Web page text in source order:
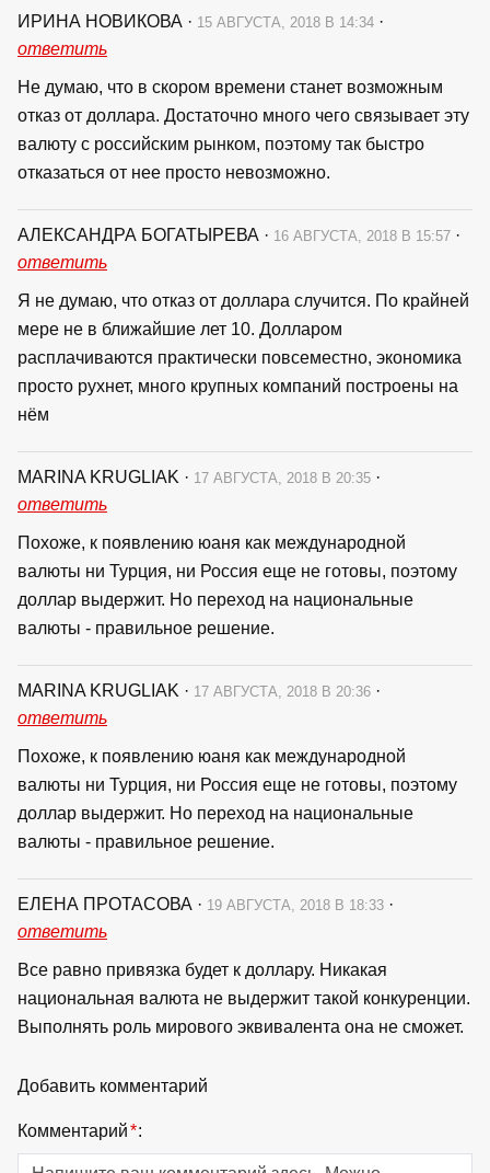
ИРИНА НОВИКОВА · 15 АВГУСТА, 2018 В 14:34 ·
ответить
Не думаю, что в скором времени станет возможным
отказ от доллара. Достаточно много чего связывает эту
валюту с российским рынком, поэтому так быстро
отказаться от нее просто невозможно.
АЛЕКСАНДРА БОГАТЫРЕВА · 16 АВГУСТА, 2018 В 15:57 ·
ответить
Я не думаю, что отказ от доллара случится. По крайней
мере не в ближайшие лет 10. Долларом
расплачиваются практически повсеместно, экономика
просто рухнет, много крупных компаний построены на
нём
MARINA KRUGLIAK · 17 АВГУСТА, 2018 В 20:35 ·
ответить
Похоже, к появлению юаня как международной
валюты ни Турция, ни Россия еще не готовы, поэтому
доллар выдержит. Но переход на национальные
валюты - правильное решение.
MARINA KRUGLIAK · 17 АВГУСТА, 2018 В 20:36 ·
ответить
Похоже, к появлению юаня как международной
валюты ни Турция, ни Россия еще не готовы, поэтому
доллар выдержит. Но переход на национальные
валюты - правильное решение.
ЕЛЕНА ПРОТАСОВА · 19 АВГУСТА, 2018 В 18:33 ·
ответить
Все равно привязка будет к доллару. Никакая
национальная валюта не выдержит такой конкуренции.
Выполнять роль мирового эквивалента она не сможет.
Добавить комментарий
Комментарий*: